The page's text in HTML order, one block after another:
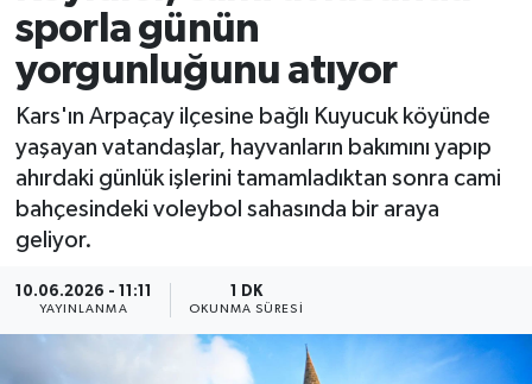
sporla günün
yorgunluğunu atıyor
Kars'ın Arpaçay ilçesine bağlı Kuyucuk köyünde
yaşayan vatandaşlar, hayvanların bakımını yapıp
ahırdaki günlük işlerini tamamladıktan sonra cami
bahçesindeki voleybol sahasında bir araya
geliyor.
10.06.2026 - 11:11
YAYINLANMA
1 DK
OKUNMA SÜRESI
Ağrı Müftülüğü
Aksaray Müftülüğü
Amasya Müftülüğü
Ankara Müftülüğü
Antalya Müftülüğü
Ardahan Müftülüğü
#Keşfet
Dini kavramlar
Diyanet Bilgi
Diyanet Takvimi
Dualar
Hadislerle İslam
Basında Bugün
DİYANET eKİTAP
Diyanet Dergi
TDV
Trafik Durumu
Süper Lig Puan Durumu ve Fikstür
Tüm Manşetler
Son Dakika Haberleri
Haber Arşivi